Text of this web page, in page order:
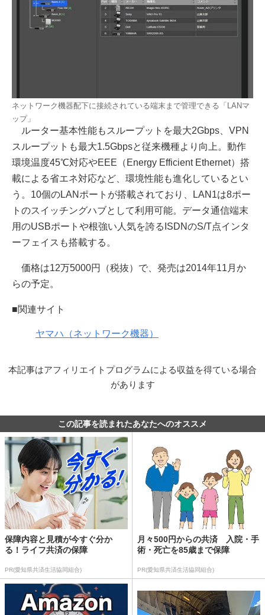
ネットワーク機器配下に接続されている端末まで管理できる「LANマ
ップ」
ルーター基本性能もスループットを最大2Gbps、VPN
スループットも最大1.5Gbpsと従来機種より向上。動作
環境温度45℃対応やEEE（Energy Efficient Ethernet）搭
載による省エネ対応など、環境性能も進化しているとい
う。10個のLANポートが搭載されており、LAN1は8ポー
トのスイッチングハブとして利用可能。データ通信端末
用のUSBポートや根強い人気を誇るISDNのS/T点インタ
ーフェイスも搭載する。
価格は12万5000円（税抜）で、発売は2014年11月か
らの予定。
■関連サイト
ヤマハ（ネットワーク機器）
本記事はアフィリエイトプログラムによる収益を得ている場合
があります
この記事を読まれたあなたへのオススメ
保障内容と見積が今すぐ分か
る！ライフ共済の保障
PR(愛知県共済生活協同組合)
月々500円からの共済 入院・手
術・死亡を85歳まで保障
PR(愛知県共済生活協同組合)